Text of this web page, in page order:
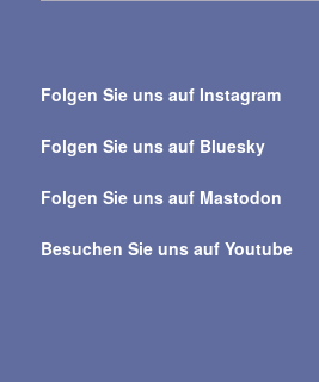
alle
Folgen Sie uns auf Instagram
Folgen Sie uns auf Bluesky
Folgen Sie uns auf Mastodon
Besuchen Sie uns auf Youtube